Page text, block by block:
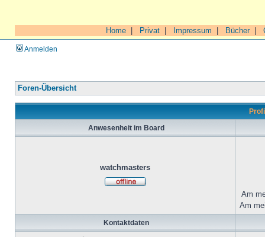
Home Privat Impressum Bücher|
Anmelden
Foren-Übersicht
Anwesenheit im Board
watchmasters
Am
Am
Kontaktdaten